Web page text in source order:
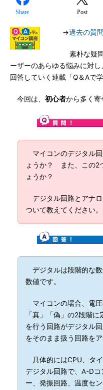
Share Post
→過去の質
素朴な疑
ーザーのあらゆる悩みに対
回答していく連載「Q＆Aで
今回は、 初心者から多く寄
マイコンのデジタル
ょうか？ また、この2
ょうか？
デジタル回路とアナ
ついて教えてください。
デジタルは段階的な
数値です。
マイコンの場合、電
「真」「偽」の2段階
を行う回路がデジタル
をそのまま扱う回路を
具体的にはCPU、タ
デジタル回路で、A-D
ー、発振回路、温度セ